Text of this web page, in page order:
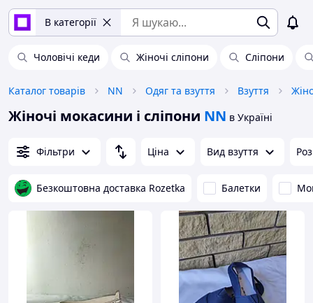
В категорії
Чоловічі кеди Жіночі сліпони Сліпони
Каталог товарів NN Одяг та взуття Взуття
Жіночі мокасини і сліпони NN в Україні
Фільтри Ціна Вид взуття
Безкоштовна доставка Rozetka Балетки